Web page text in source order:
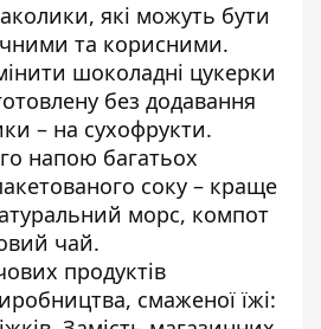
які можуть бути
та корисними.
шоколадні цукерки
без додавання
– на сухофрукти.
напою багатьох
соку – краще
морс, компот
чай.
продуктів
смаженої їжі: